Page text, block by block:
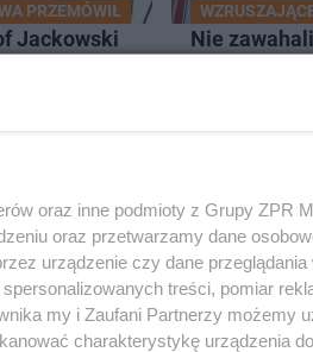
PRZEMÓWIŁ
Jackowski
na
Nie
oraz inne podmioty z Grupy ZPR
oraz przetwarzamy dane
urządzenie czy dane
treści, pomiar
my i Zaufani Partnerzy możemy
charakterystykę urządzenia